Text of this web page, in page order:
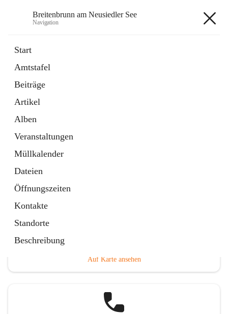
Breitenbrunn am Neusiedler See
Navigation
Start
Amtstafel
Beiträge
Artikel
Alben
Veranstaltungen
Müllkalender
Dateien
Öffnungszeiten
Kontakte
Standorte
Beschreibung
18 Schnellzugriffe
Gemeindeservice
Auf Karte ansehen